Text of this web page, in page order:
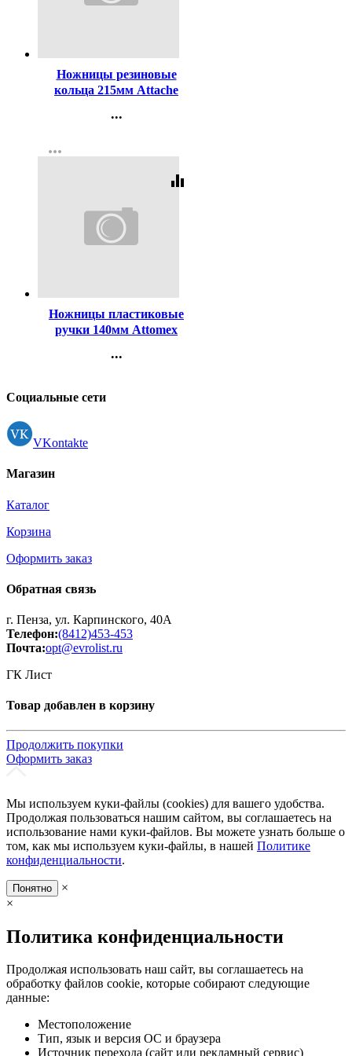
Ножницы резиновые
кольца 215мм Attache
...
Регистрация
more_horiz
equalizer
Ножницы пластиковые
ручки 140мм Attomex
...
Регистрация
Социальные сети
VKontakte
Магазин
Каталог
Корзина
Оформить заказ
Обратная связь
г. Пенза, ул. Карпинского, 40А
Телефон:(8412)453-453
Почта:opt@evrolist.ru
ГК Лист
Товар добавлен в корзину
Продолжить покупки
Оформить заказ
Мы используем куки-файлы (cookies) для вашего удобства.
Продолжая пользоваться нашим сайтом, вы соглашаетесь на
использование нами куки-файлов. Вы можете узнать больше о
том, как мы используем куки-файлы, в нашей Политике
конфиденциальности.
Понятно
×
×
Политика конфиденциальности
Продолжая использовать наш сайт, вы соглашаетесь на
обработку файлов cookie, которые собирают следующие
данные:
Местоположение
Тип, язык и версия ОС и браузера
Источник перехода (сайт или рекламный сервис)